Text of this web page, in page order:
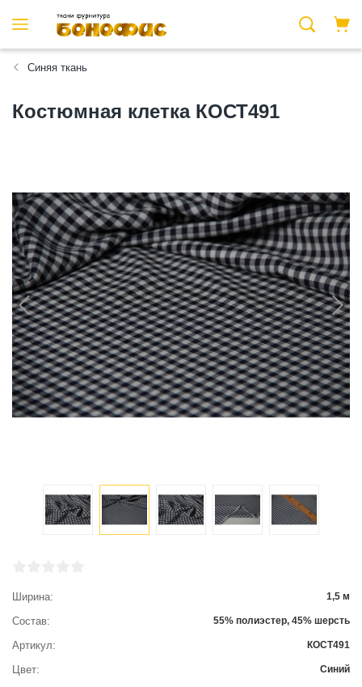
Синяя ткань
Костюмная клетка КОСТ491
Ширина 1,5 м
Состав 55% полиэстер, 45% шерсть
Артикул КОСТ491
Цвет Синий